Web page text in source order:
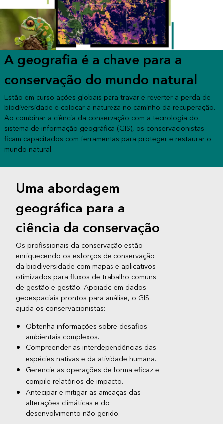
A geografia é a chave para a
conservação do mundo natural
Estão em curso ações globais para travar e reverter a perda de
biodiversidade e colocar a natureza no caminho da recuperação.
Ao combinar a ciência da conservação com a tecnologia do
sistema de informação geográfica (GIS), os conservacionistas
ficam capacitados com ferramentas para proteger e restaurar o
mundo natural.
Uma abordagem
geográfica para a
ciência da conservação
Os profissionais da conservação estão
enriquecendo os esforços de conservação
da biodiversidade com mapas e aplicativos
otimizados para fluxos de trabalho comuns
de gestão e gestão. Apoiado em dados
geoespaciais prontos para análise, o GIS
ajuda os conservacionistas:
Obtenha informações sobre desafios
ambientais complexos.
Compreender as interdependências das
espécies nativas e da atividade humana.
Gerencie as operações de forma eficaz e
compile relatórios de impacto.
Antecipar e mitigar as ameaças das
alterações climáticas e do
desenvolvimento não gerido.